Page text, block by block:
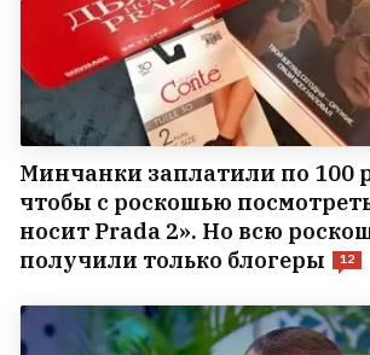
Минчанки заплатили по 100
чтобы с роскошью
носит Prada 2». Но всю
получили только блогеры
12